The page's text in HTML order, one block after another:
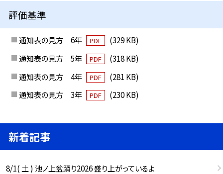
評価基準
通知表の見方 6年 PDF
(329 KB)
通知表の見方 5年
PDF
(318 KB)
通知表の見方 4年
PDF
(281 KB)
通知表の見方 3年
PDF (230 KB)
新着記事
8/1( 土 ) 池ノ上盆踊り2026 盛り上がっているよ